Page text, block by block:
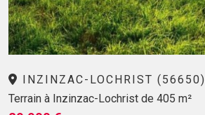
INZINZAC-LOCHRIST (56650)
Terrain à Inzinzac-Lochrist de 405 m²